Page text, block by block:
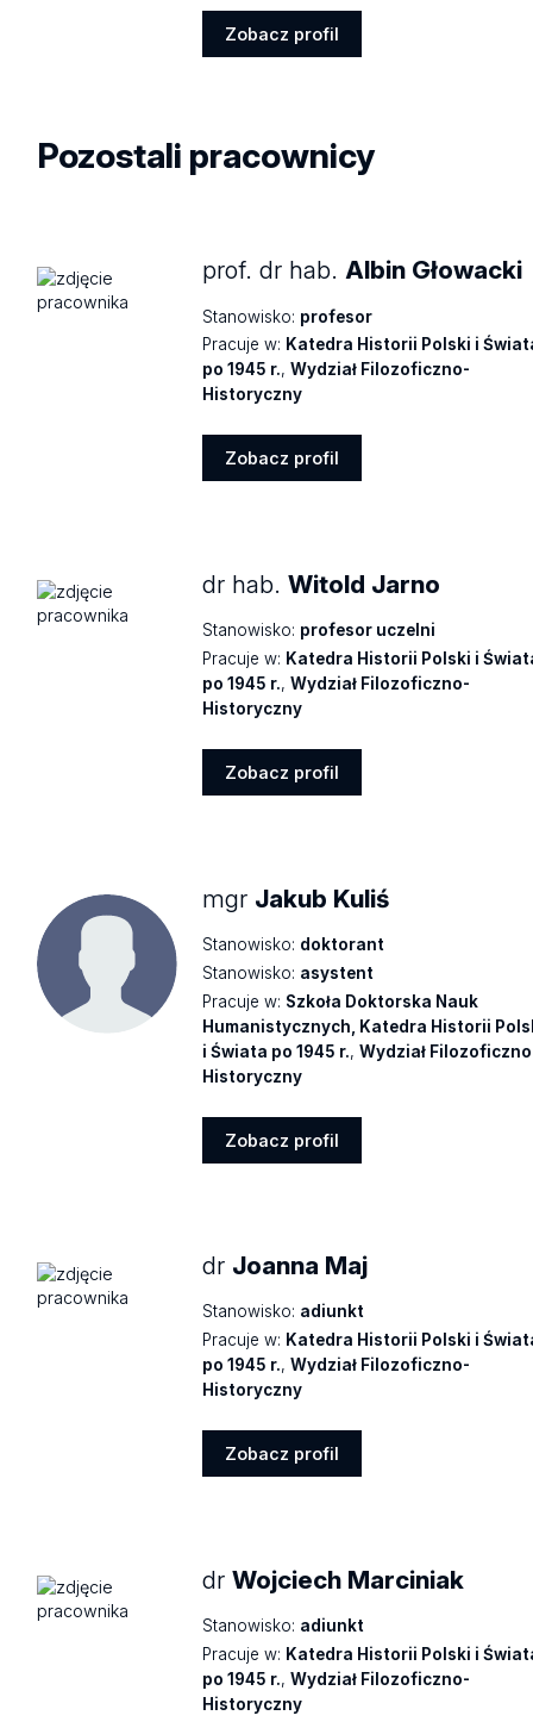
Zobacz profil
Pozostali pracownicy
prof. dr hab.Albin Głowacki
Stanowisko: profesor
Pracuje w: Katedra Historii Polski i
po 1945 r.,Wydział Filozoficzno-
Historyczny
Zobacz profil
dr hab.Witold Jarno
Stanowisko: profesor uczelni
Pracuje w: Katedra Historii Polski i
po 1945 r.,Wydział Filozoficzno-
Historyczny
Zobacz profil
mgr Jakub Kuliś
Stanowisko: doktorant
Stanowisko: asystent
Pracuje w: Szkoła Doktorska Nauk
Humanistycznych, Katedra Historii
i Świata po 1945 r.,Wydział
Historyczny
Zobacz profil
dr Joanna Maj
Stanowisko: adiunkt
Pracuje w: Katedra Historii Polski i
po 1945 r.,Wydział Filozoficzno-
Historyczny
Zobacz profil
drWojciech Marciniak
Stanowisko: adiunkt
Pracuje w: Katedra Historii Polski i
po 1945 r.,Wydział Filozoficzno-
Historyczny